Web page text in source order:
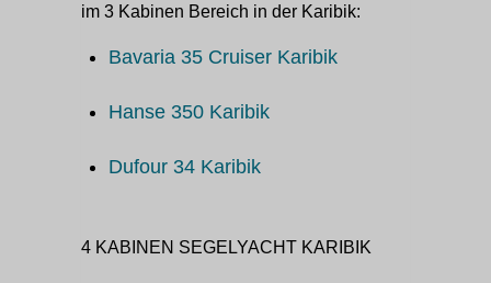
im 3 Kabinen Bereich in der Karibik:
Bavaria 35 Cruiser Karibik
Hanse 350 Karibik
Dufour 34 Karibik
4 KABINEN SEGELYACHT KARIBIK